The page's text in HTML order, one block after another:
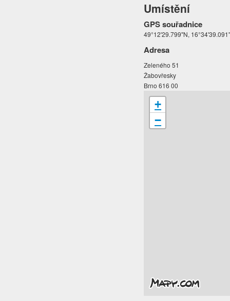
Umístění
GPS souřadnice
49°12'29.799"N,
Adresa
Zeleného 51
Žabovřesky
Brno 616 00
+
−